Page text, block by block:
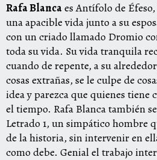
Rafa Blancaes Antífolo de
una apacible vida junto a su
con un criado llamado Dromio
toda su vida. Su vida tranquila
cuando de repente, a su
cosas extrañas, se le culpe de
idea y parezca que quienes tiene
el tiempo. Rafa Blanca también
Letrado 1, un simpático hombre
de la historia, sin intervenir en
como debe. Genial el trabajo